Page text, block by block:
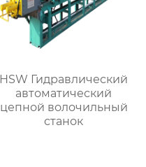
HSW Гидравлический
автоматический
цепной волочильный
станок